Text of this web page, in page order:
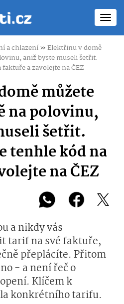
a chlazení»Elektřinu v domě
aniž byste museli šetřit.
a zavolejte na ČEZ
můžete
na polovinu,
šetřit.
tenhle kód na
na ČEZ
a nikdy vás
tarif na své faktuře,
přeplácíte. Přitom
- a není řeč o
Klíčem k
konkrétního tarifu.